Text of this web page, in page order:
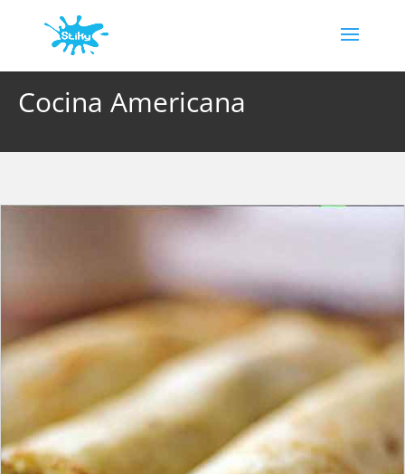
Cocina Americana